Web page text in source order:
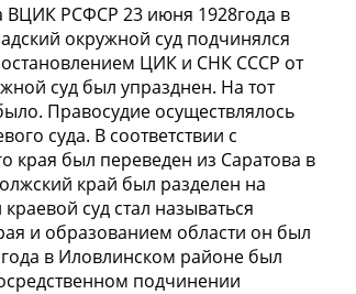
ВЦИК РСФСР 23 июня 1928года в
окружной суд подчинялся
ЦИК и СНК СССР от
суд был упразднен. На тот
Правосудие осуществлялось
суда. В соответствии с
края был переведен из Саратова в
край был разделен на
суд стал называться
и образованием области он был
в Иловлинском районе был
подчинении